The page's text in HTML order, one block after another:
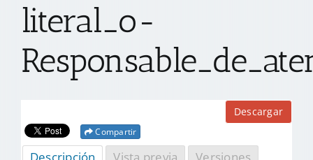
CONTACTO
literal_o-
Descargar
Compartir